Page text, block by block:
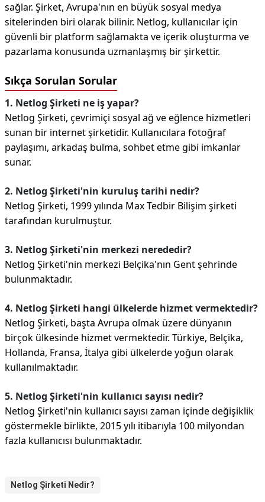
sağlar. Şirket, Avrupa'nın en büyük sosyal medya
sitelerinden biri olarak bilinir. Netlog, kullanıcılar için
güvenli bir platform sağlamakta ve içerik oluşturma ve
pazarlama konusunda uzmanlaşmış bir şirkettir.
Sıkça Sorulan Sorular
1. Netlog Şirketi ne iş yapar?
Netlog Şirketi, çevrimiçi sosyal ağ ve eğlence hizmetleri
sunan bir internet şirketidir. Kullanıcılara fotoğraf
paylaşımı, arkadaş bulma, sohbet etme gibi imkanlar
sunar.
2. Netlog Şirketi'nin kuruluş tarihi nedir?
Netlog Şirketi, 1999 yılında Max Tedbir Bilişim şirketi
tarafından kurulmuştur.
3. Netlog Şirketi'nin merkezi nerededir?
Netlog Şirketi'nin merkezi Belçika'nın Gent şehrinde
bulunmaktadır.
4. Netlog Şirketi hangi ülkelerde hizmet vermektedir?
Netlog Şirketi, başta Avrupa olmak üzere dünyanın
birçok ülkesinde hizmet vermektedir. Türkiye, Belçika,
Hollanda, Fransa, İtalya gibi ülkelerde yoğun olarak
kullanılmaktadır.
5. Netlog Şirketi'nin kullanıcı sayısı nedir?
Netlog Şirketi'nin kullanıcı sayısı zaman içinde değişiklik
göstermekle birlikte, 2015 yılı itibarıyla 100 milyondan
fazla kullanıcısı bulunmaktadır.
Netlog Şirketi Nedir?